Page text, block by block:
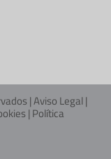
|Aviso Legal|
|Política